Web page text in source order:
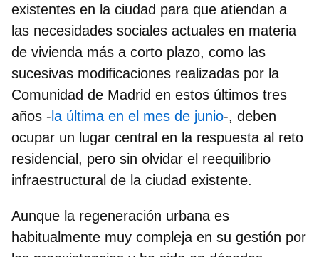
existentes en la ciudad para que atiendan a
las necesidades sociales actuales en materia
de vivienda más a corto plazo, como las
sucesivas modificaciones realizadas por la
Comunidad de Madrid en estos últimos tres
años -la última en el mes de junio-, deben
ocupar un lugar central en la respuesta al reto
residencial, pero sin olvidar el reequilibrio
infraestructural de la ciudad existente.
Aunque la regeneración urbana es
habitualmente muy compleja en su gestión por